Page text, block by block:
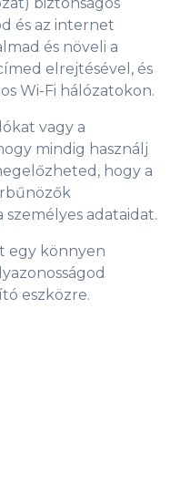
biztonságos
és az internet
és növeli a
elrejtésével, és
Wi-Fi hálózatokon.
vagy a
mindig használj
hogy a
személyes adataidat.
egy könnyen
eszközre.